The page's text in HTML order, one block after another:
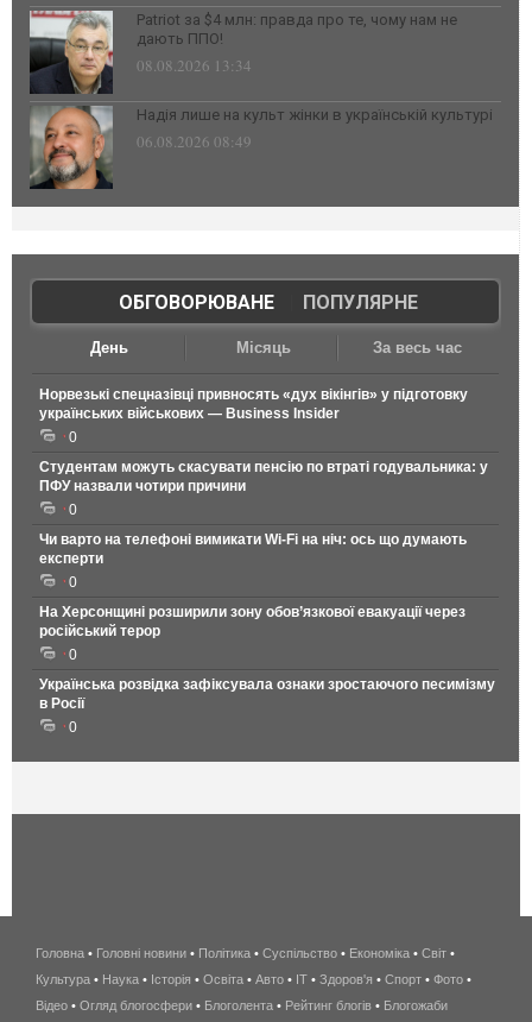
Patriot за $4 млн: правда про те, чому нам не
дають ППО!
08.08.2026 13:34
Надія лише на культ жінки в українській культурі
06.08.2026 08:49
ОБГОВОРЮВАНЕ| ПОПУЛЯРНЕ
День Місяць За весь час
Норвезькі спецназівці привносять «дух вікінгів» у підготовку
українських військових — Business Insider
0
Студентам можуть скасувати пенсію по втраті годувальника: у
ПФУ назвали чотири причини
0
Чи варто на телефонi вимикати Wi-Fi на ніч: ось що думають
експерти
0
На Херсонщині розширили зону обов’язкової евакуації через
російський терор
0
Українська розвідка зафіксувала ознаки зростаючого песимізму
в Росії
0
беспроводной
интернет
киев
Головна • Головні новини • Політика • Суспільство • Економіка • Світ •
Культура • Наука • Історія • Освіта • Авто • IT • Здоров'я • Спорт • Фото •
Відео • Огляд блогосфери • Блоголента • Рейтинг блогів • Блогожаби